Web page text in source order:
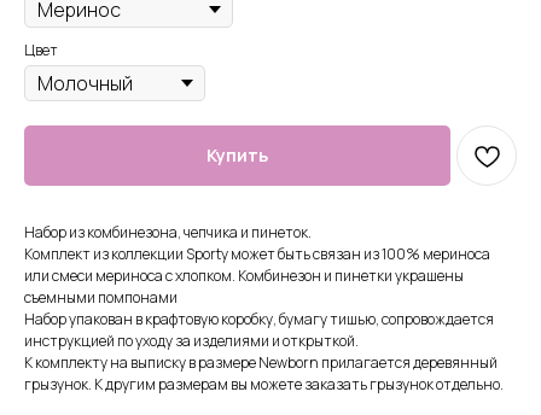
Цвет
Купить
Набор из комбинезона, чепчика и пинеток.
Комплект из коллекции Sporty может быть связан из 100% мериноса
или смеси мериноса с хлопком. Комбинезон и пинетки украшены
съемными помпонами
Набор упакован в крафтовую коробку, бумагу тишью, сопровождается
инструкцией по уходу за изделиями и открыткой.
К комплекту на выписку в размере Newborn прилагается деревянный
грызунок. К другим размерам вы можете заказать грызунок отдельно.